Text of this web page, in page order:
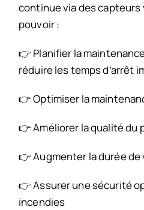
continue via des capteurs
pouvoir :
👉 Planifier la
réduire les temps d’arrêt
👉 Optimiser la
👉 Améliorer la qualité du
👉 Augmenter la durée de
👉 Assurer une sécurité
incendies